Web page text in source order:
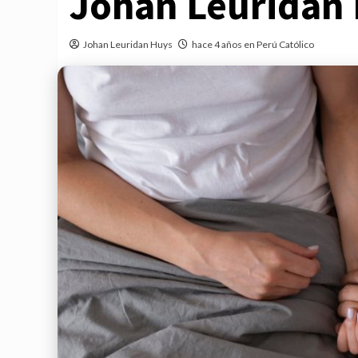
Johan Leuridan Huys hace 4 años en Perú Católico